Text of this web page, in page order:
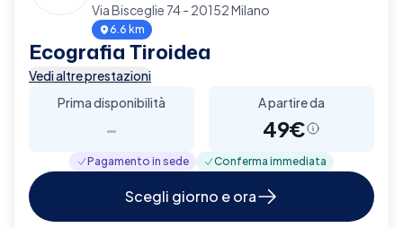
Via Bisceglie 74 - 20152 Milano
6.6 km
Ecografia Tiroidea
Vedi altre prestazioni
Prima disponibilità
-
A partire da
49€
Pagamento in sede Conferma immediata
Scegli giorno e ora